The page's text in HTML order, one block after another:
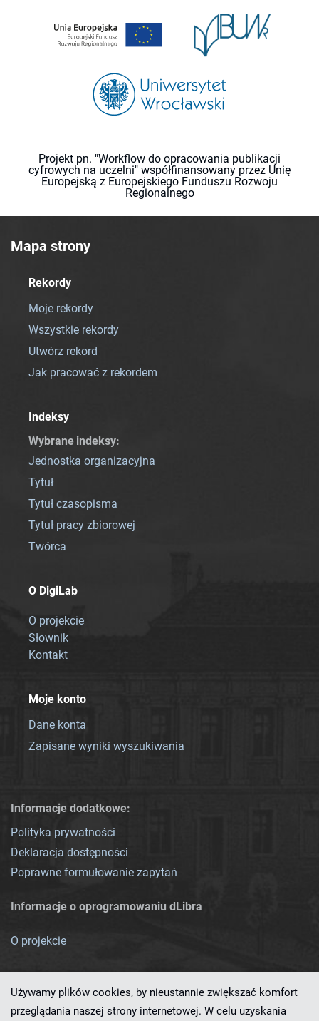
Projekt pn. "Workflow do opracowania publikacji
cyfrowych na uczelni" współfinansowany przez Unię
Europejską z Europejskiego Funduszu Rozwoju
Regionalnego
Mapa strony
Rekordy
Moje rekordy
Wszystkie rekordy
Utwórz rekord
Jak pracować z rekordem
Indeksy
Wybrane indeksy:
Jednostka organizacyjna
Tytuł
Tytuł czasopisma
Tytuł pracy zbiorowej
Twórca
O DigiLab
O projekcie
Słownik
Kontakt
Moje konto
Dane konta
Zapisane wyniki wyszukiwania
Informacje dodatkowe:
Polityka prywatności
Deklaracja dostępności
Poprawne formułowanie zapytań
Informacje o oprogramowaniu dLibra
O projekcie
Używamy plików cookies, by nieustannie zwiększać komfort
przeglądania naszej strony internetowej. W celu uzyskania